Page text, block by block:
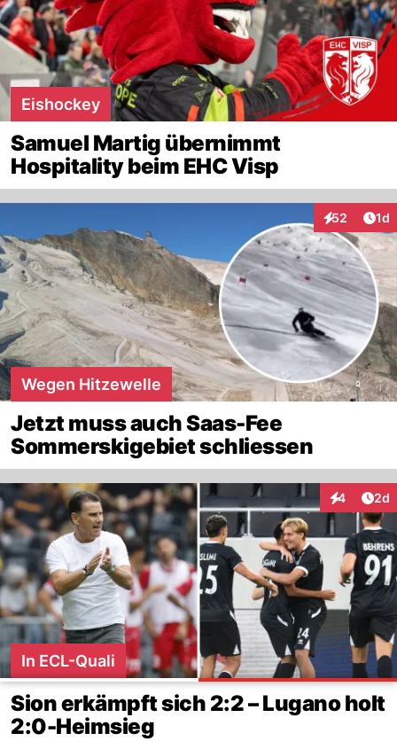
Eishockey
Samuel Martig übernimmt
Hospitality beim EHC Visp
52
Interaktionen
1d
Wegen Hitzewelle
Jetzt muss auch Saas-Fee
Sommerskigebiet schliessen
4 2d
In ECL-Quali
Sion erkämpft sich 2:2 – Lugano holt
2:0-Heimsieg